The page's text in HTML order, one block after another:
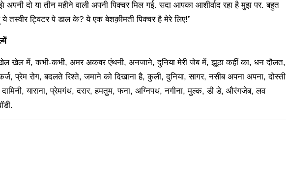
दो या तीन महीने वाली अपनी पिक्चर मिल गई. सदा आपका आशीर्वाद रहा है मुझ पर. बहुत
तस्वीर ट्विटर पे डाल के? ये एक बेशक़ीमती पिक्चर है मेरे लिए!”
खेल खेल में, कभी-कभी, अमर अकबर एंथनी, अनजाने, दुनिया मेरी जेब में, झूठा कहीं का, धन दौलत,
प्रेम रोग, बदलते रिश्ते, जमाने को दिखाना है, कुली, दुनिया, सागर, नसीब अपना अपना, दोस्ती
दामिनी, याराना, प्रेमगंथ, दरार, हमतुम, फना, अग्निपथ, नगीना, मुल्क, डी डे, औरंगजेब, लव